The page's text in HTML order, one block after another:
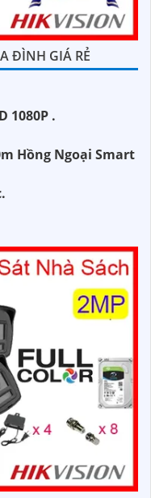
ĐÌNH GIÁ RẺ
1080P .
Hồng Ngoại Smart